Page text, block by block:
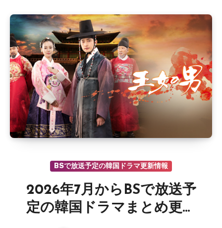
BSで放送予定の韓国ドラマ更新情報
2026年7月からBSで放送予
定の韓国ドラマまとめ更新